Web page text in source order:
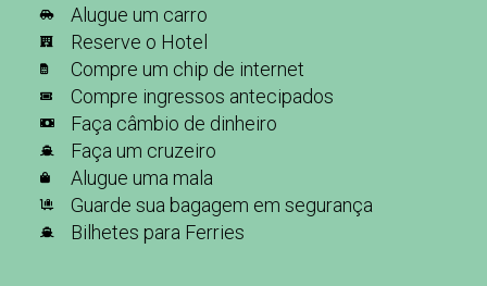
Alugue um carro
Reserve o Hotel
Compre um chip de internet
Compre ingressos antecipados
Faça câmbio de dinheiro
Faça um cruzeiro
Alugue uma mala
Guarde sua bagagem em segurança
Bilhetes para Ferries